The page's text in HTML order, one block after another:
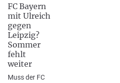
FC Bayern
mit Ulreich
gegen
Leipzig?
Sommer
fehlt
weiter
Muss der FC